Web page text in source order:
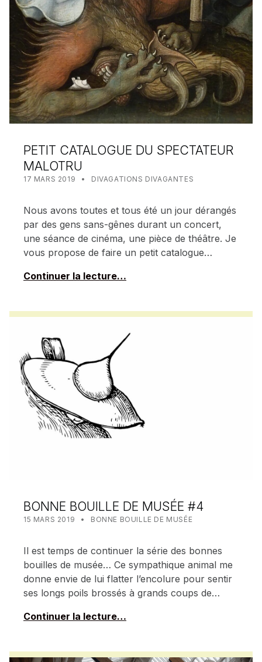
PETIT CATALOGUE DU SPECTATEUR
MALOTRU
POSTED ON:
17 MARS 2019 WRITTEN BY:
MEALIN
CATEGORIZED IN:
DIVAGATIONS DIVAGANTES
Nous avons toutes et tous été un jour dérangés
par des gens sans-gênes durant un concert,
une séance de cinéma, une pièce de théâtre. Je
vous propose de faire un petit catalogue…
Continuer la lecture…
BONNE BOUILLE DE MUSÉE #4
15 MARS 2019 WRITTEN BY:
MEALIN
CATEGORIZED IN:
BONNE BOUILLE DE MUSÉE
Il est temps de continuer la série des bonnes
bouilles de musée… Ce sympathique animal me
donne envie de lui flatter l’encolure pour sentir
ses longs poils brossés à grands coups de…
Continuer la lecture…